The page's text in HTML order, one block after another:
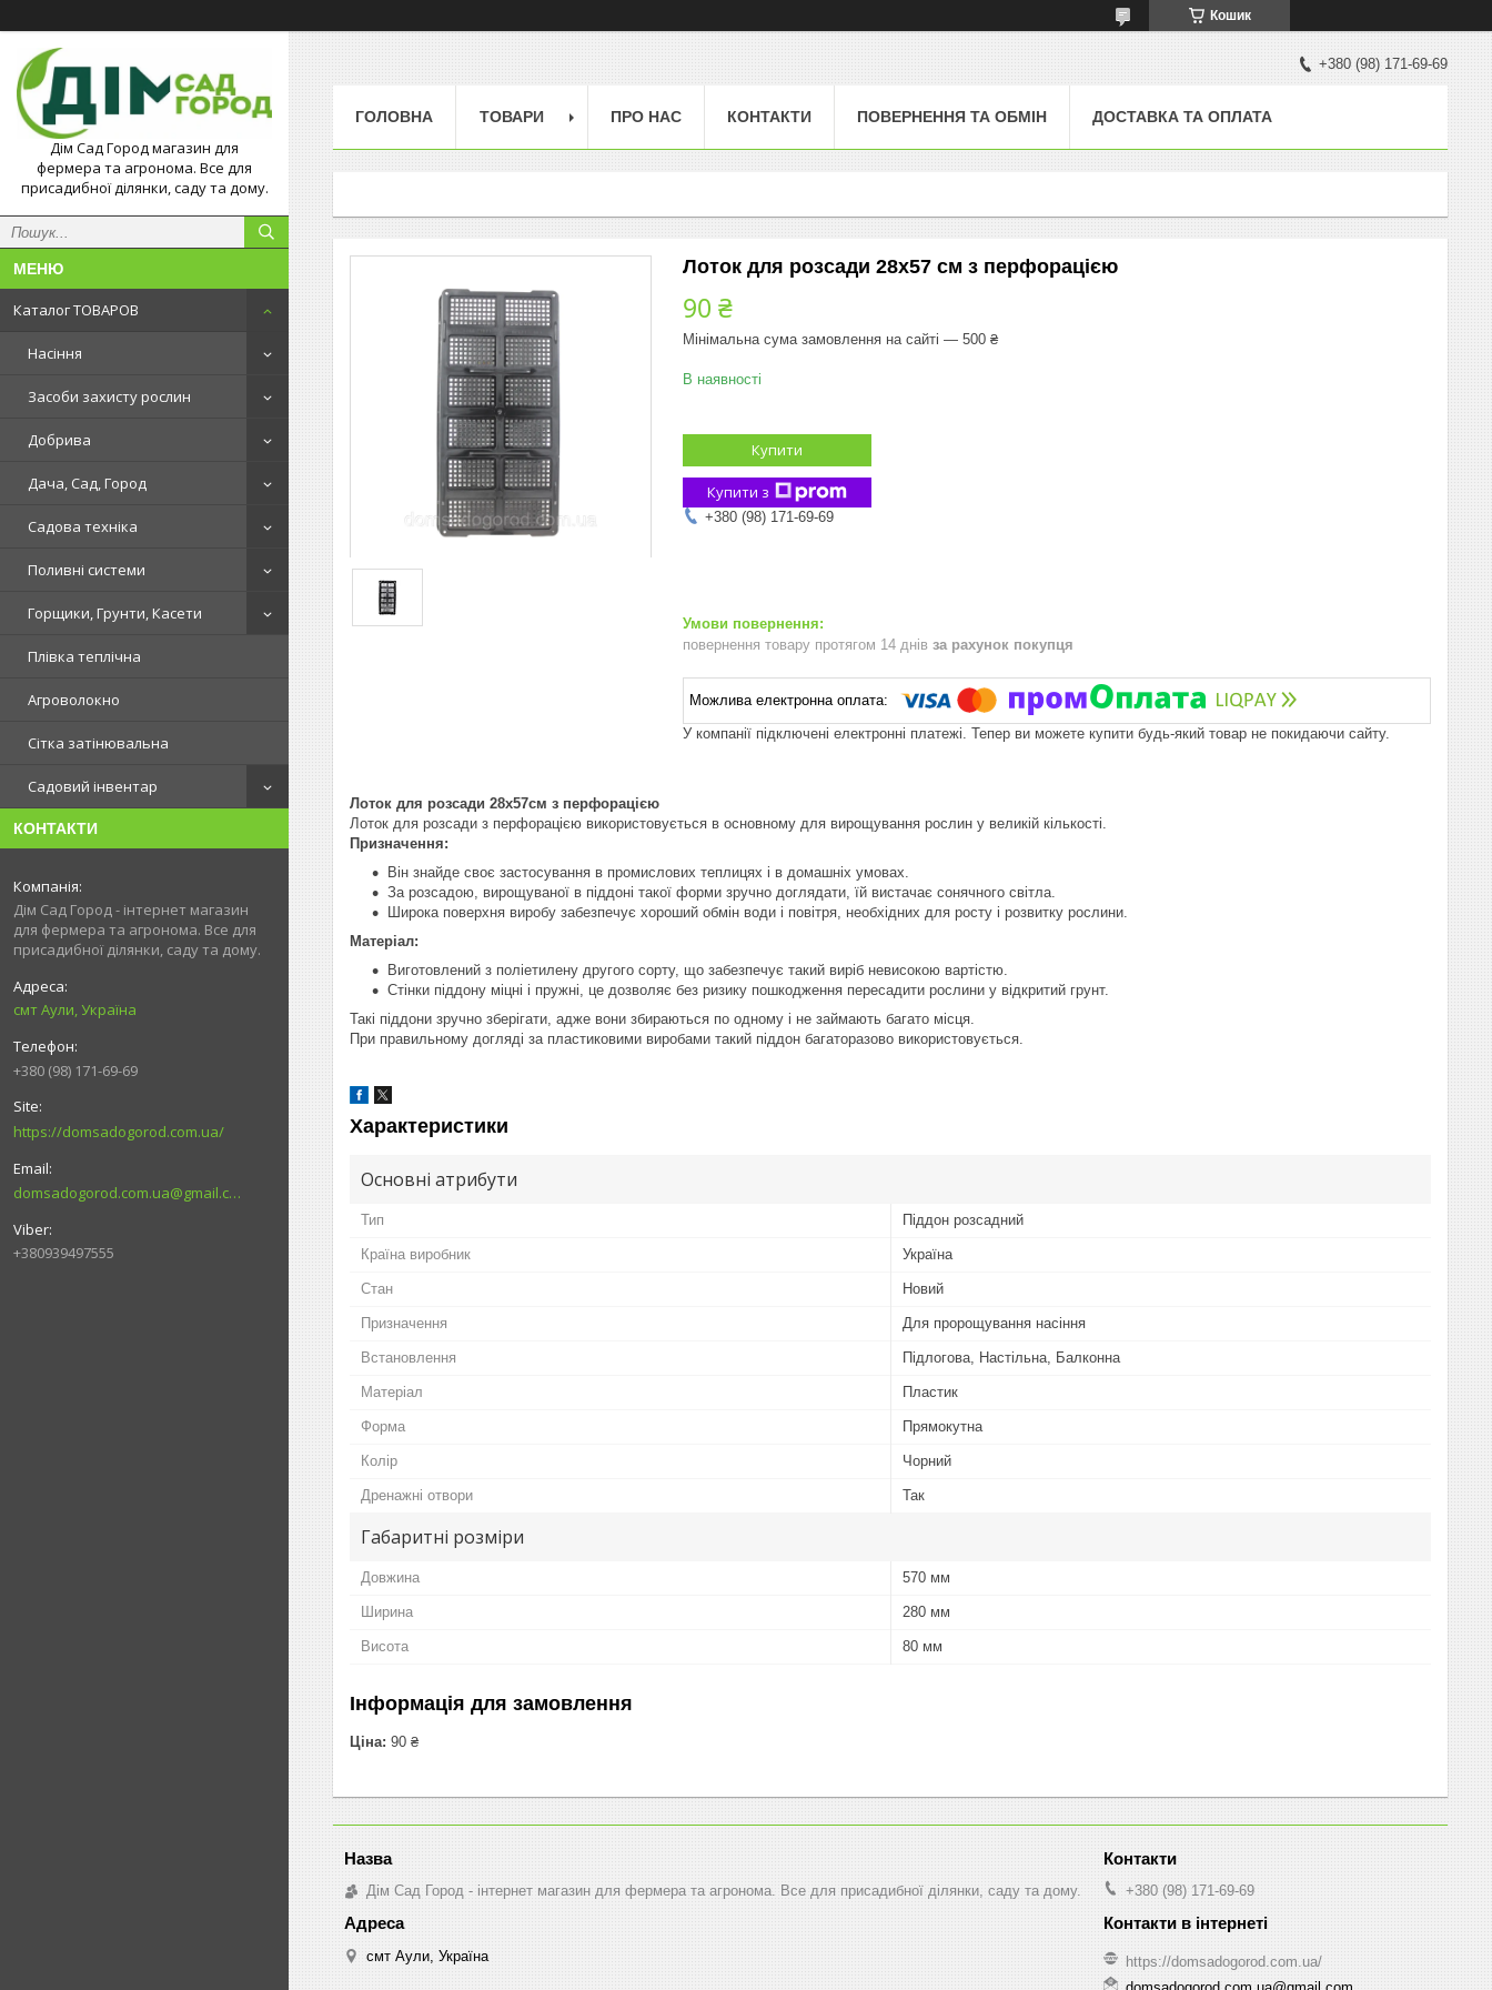
Кошик
Дім Сад Город магазин для
фермера та агронома. Все для
присадибної ділянки, саду та дому.
Каталог ТОВАРОВ
Насіння
Засоби захисту рослин
Добрива
Дача, Сад, Город
Садова техніка
Поливні системи
Горщики, Грунти, Касети
Плівка теплічна
Агроволокно
Сітка затінювальна
Садовий інвентар
КОНТАКТИ
Дім Сад Город - інтернет магазин
для фермера та агронома. Все для
присадибної ділянки, саду та дому.
смт Аули, Україна
+380 (98) 171-69-69
https://domsadogorod.com.ua/
domsadogorod.com.ua@gmail.com
+380939497555
+380 (98) 171-69-69
ГОЛОВНА ТОВАРИ ПРО НАС КОНТАКТИ ПОВЕРНЕННЯ ТА ОБМІН ДОСТАВКА ТА ОПЛАТА
Лоток для розсади 28х57 см з перфорацією
90 ₴
Мінімальна сума замовлення на сайті — 500 ₴
В наявності
Купити
Купити з
+380 (98) 171-69-69
повернення товару протягом 14 днів за рахунок покупця
У компанії підключені електронні платежі. Тепер ви можете купити будь-який товар не покидаючи сайту.
Лоток для розсади 28х57см з перфорацією
Лоток для розсади з перфорацією використовується в основному для вирощування рослин у великій кількості.
Призначення:
Він знайде своє застосування в промислових теплицях і в домашніх умовах.
За розсадою, вирощуваної в піддоні такої форми зручно доглядати, їй вистачає сонячного світла.
Широка поверхня виробу забезпечує хороший обмін води і повітря, необхідних для росту і розвитку рослини.
Матеріал:
Виготовлений з поліетилену другого сорту, що забезпечує такий виріб невисокою вартістю.
Стінки піддону міцні і пружні, це дозволяє без ризику пошкодження пересадити рослини у відкритий грунт.
Такі піддони зручно зберігати, адже вони збираються по одному і не займають багато місця.
При правильному догляді за пластиковими виробами такий піддон багаторазово використовується.
Характеристики
Основні атрибути
Тип Піддон розсадний
Країна виробник Україна
Стан Новий
Призначення Для пророщування насіння
Встановлення Підлогова, Настільна, Балконна
Матеріал Пластик
Форма Прямокутна
Колір Чорний
Дренажні отвори Так
Габаритні розміри
Довжина 570 мм
Ширина 280 мм
Висота 80 мм
Інформація для замовлення
Ціна: 90 ₴
Дім Сад Город - інтернет магазин для фермера та агронома. Все для присадибної ділянки, саду та дому.
смт Аули, Україна
+380 (98) 171-69-69
https://domsadogorod.com.ua/